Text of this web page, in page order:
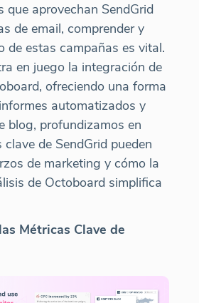
que aprovechan SendGrid
de email, comprender y
de estas campañas es vital.
en juego la integración de
ofreciendo una forma
automatizados y
blog, profundizamos en
de SendGrid pueden
de marketing y cómo la
de Octoboard simplifica
Métricas Clave de